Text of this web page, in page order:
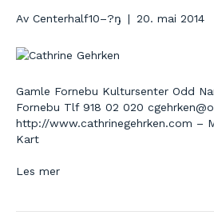
Av Centerhalf10–?ŋ | 20. mai 2014
Gamle Fornebu Kultursenter Odd
Fornebu Tlf 918 02 020
http://www.cathrinegehrken.com –
Kart
Les mer